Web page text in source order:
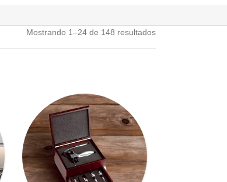
Mostrando 1–24 de 148 resultados